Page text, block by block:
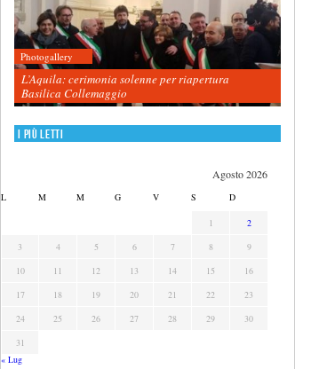
Photogallery
L’Aquila: cerimonia solenne per riapertura
Basilica Collemaggio
I più letti
Agosto 2026
L M M G V S D
1
2
3
4 5 6 7 8
9
10
11 12 13 14 15
16
17
18 19 20 21 22
23
24
25 26 27 28 29
30
31
« Lug